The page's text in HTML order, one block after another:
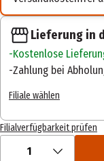
Lieferung in
Kostenlose
Zahlung bei
Filiale wählen
Filialverfügbarkeit prüfen
1